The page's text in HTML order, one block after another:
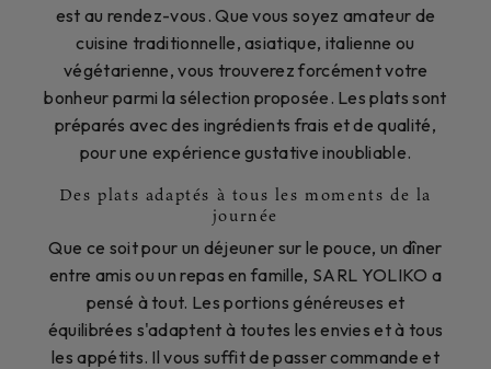
est au rendez-vous. Que vous soyez amateur de
cuisine traditionnelle, asiatique, italienne ou
végétarienne, vous trouverez forcément votre
bonheur parmi la sélection proposée. Les plats sont
préparés avec des ingrédients frais et de qualité,
pour une expérience gustative inoubliable.
Des plats adaptés à tous les moments de la
journée
Que ce soit pour un déjeuner sur le pouce, un dîner
entre amis ou un repas en famille, SARL YOLIKO a
pensé à tout. Les portions généreuses et
équilibrées s'adaptent à toutes les envies et à tous
les appétits. Il vous suffit de passer commande et